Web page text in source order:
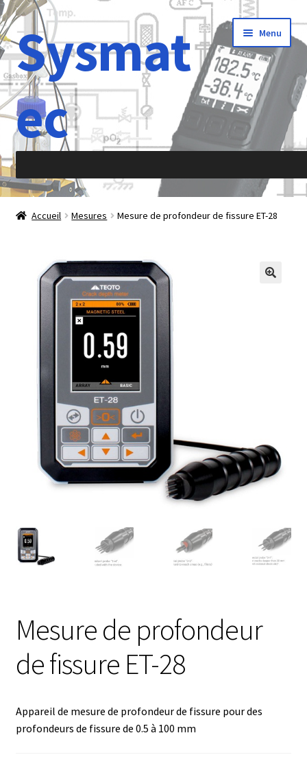
Aller
à
la
navigation
Aller
au
contenu
Sysmat
ec
Menu
Accueil
Abréviations
Accélération
Agitateurs magnétiques
Agitateurs pour cultures
Agitation – Moteur
Agitation-Accessoires
Analyse de l’eau
Analyse des antibiotiques
Analyse des gaz
Analyse des toxines
Accueil Mesures Mesure de profondeur de fissure ET-28
Mesure de profondeur
de fissure ET-28
Appareil de mesure de profondeur de fissure pour des
profondeurs de fissure de 0.5 à 100 mm